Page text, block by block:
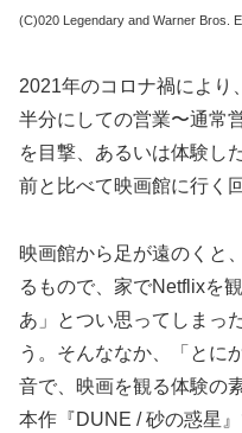
(C)020 Legendary and Warner Bros.
2021年のコロナ禍により
半分にしての営業〜通常
を目撃、あるいは体験し
前と比べて映画館に行く
映画館から足が遠のくと
るもので、家でNetflixを
あ」とつい思ってしまっ
う。そんななか、「とに
音で、映画を観る体験の
本作『DUNE / 砂の惑星』